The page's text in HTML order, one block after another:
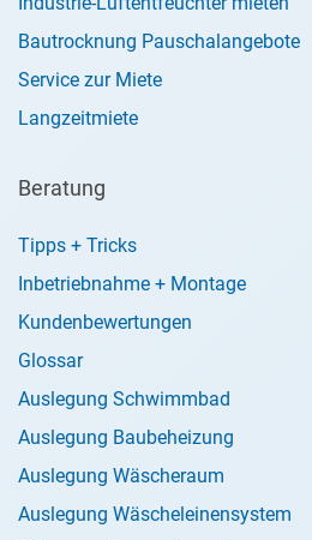
Bautrocknung Pauschalangebote
Service zur Miete
Langzeitmiete
Beratung
Tipps + Tricks
Inbetriebnahme + Montage
Kundenbewertungen
Glossar
Auslegung Schwimmbad
Auslegung Baubeheizung
Auslegung Wäscheraum
Auslegung Wäscheleinensystem